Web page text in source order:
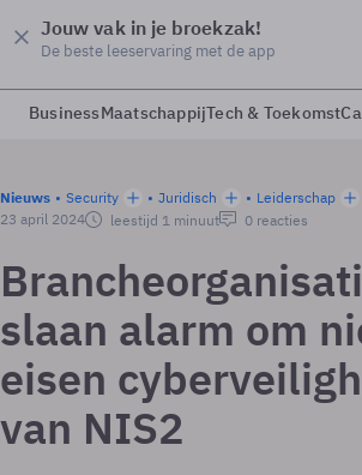
Jouw vak in je broekzak!
De beste leeservaring met de app
BusinessMaatschappijTech & Toekomst
Nieuws Security Juridisch
Leiderschap
23 april 2024
leestijd 1 minuut 0 reacties
slaan alarm om
eisen
van NIS2